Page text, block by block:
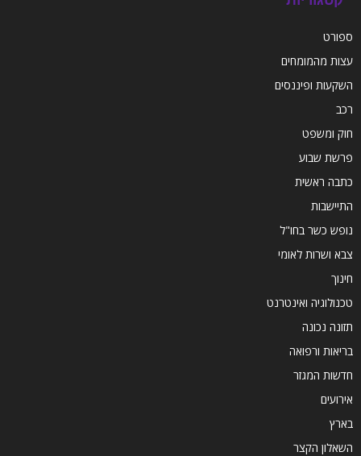
ספורט
עצות מהמומחים
השקעות ופיננסים
רכב
חוק ומשפט
פרשת שבוע
כתבה ראשית
התיישבות
נופש כשר בחו"ל
צבא ושרות לאומי
חינוך
טכנולוגיה ואינטרנט
תזונה נכונה
בריאות ורפואה
חדשות המגזר
אירועים
בארץ
השאלון הקצר